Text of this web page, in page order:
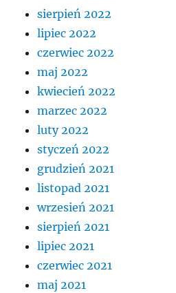
sierpień 2022
lipiec 2022
czerwiec 2022
maj 2022
kwiecień 2022
marzec 2022
luty 2022
styczeń 2022
grudzień 2021
listopad 2021
wrzesień 2021
sierpień 2021
lipiec 2021
czerwiec 2021
maj 2021